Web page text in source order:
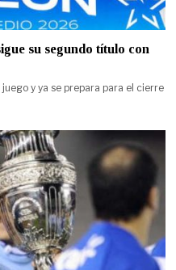
su segundo título con
y ya se prepara para el cierre